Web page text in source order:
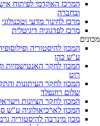
המרכז האקדמי לפיתוח
ובחברה
מרכז לחינוך מדעי וטכנולוגי
מרכז לפדגוגיה דיגיטלית
מכונים
המכון להיסטוריה
ע"ש כהן
המכון לחקר האנטישמיות
רוט
המכון לחקר העיתונות
שלום רוזנפלד
המכון לחקר הציונות
המכון לארכיאולוגיה ע"ש
מכון מינרבה להיסטוריה